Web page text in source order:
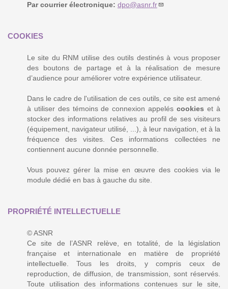
Par courrier électronique: dpo@asnr.fr
COOKIES
Le site du RNM utilise des outils destinés à vous proposer
des boutons de partage et à la réalisation de mesure
d’audience pour améliorer votre expérience utilisateur.
Dans le cadre de l'utilisation de ces outils, ce site est amené
à utiliser des témoins de connexion appeléscookies et à
stocker des informations relatives au profil de ses visiteurs
(équipement, navigateur utilisé, ...), à leur navigation, et à la
fréquence des visites. Ces informations collectées ne
contiennent aucune donnée personnelle.
Vous pouvez gérer la mise en œuvre des cookies via le
module dédié en bas à gauche du site.
PROPRIÉTÉ INTELLECTUELLE
© ASNR
Ce site de l’ASNR relève, en totalité, de la législation
française et internationale en matière de propriété
intellectuelle. Tous les droits, y compris ceux de
reproduction, de diffusion, de transmission, sont réservés.
Toute utilisation des informations contenues sur le site,